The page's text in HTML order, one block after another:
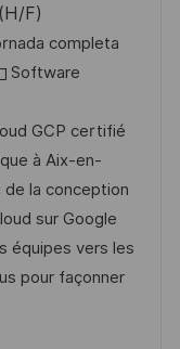
F)
completa
Software
GCP certifié
à Aix-en-
la conception
sur Google
équipes vers les
pour façonner